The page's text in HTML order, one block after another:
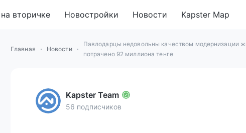
вторичке Новостройки Новости Kapster Map
Главная Новости
Павлодарцы недовольны качеством модернизации
потрачено 92 миллиона тенге
Kapster Team
56 подписчиков